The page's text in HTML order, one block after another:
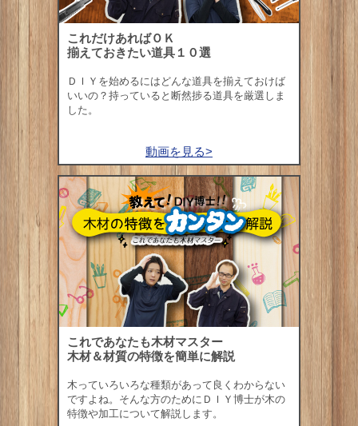
これだけあればＯＫ
揃えておきたい道具１０選
ＤＩＹを始めるにはどんな道具を揃えておけば
いいの？持っていると断然捗る道具を厳選しま
した。
動画を見る>
これであなたも木材マスター
木材＆材質の特徴を簡単に解説
木っていろいろな種類があって良くわからない
ですよね。そんな方のためにＤＩＹ博士が木の
特徴や加工について解説します。